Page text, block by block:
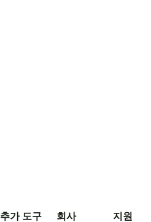
추가 도구 회사 지원